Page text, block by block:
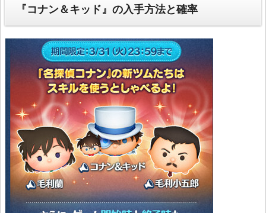
『コナン＆キッド』の入手方法と確率